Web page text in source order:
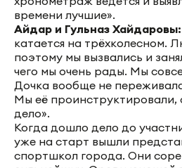
времени лучшие».
Айдар и Гульназ Хайдаровы:
катается на трёхколесном.
поэтому мы вызвались и
чего мы очень рады. Мы
Дочка вообще не
Мы её проинструктировали,
дело».
Когда дошло дело до
уже на старт вышли
спортшкол города. Они